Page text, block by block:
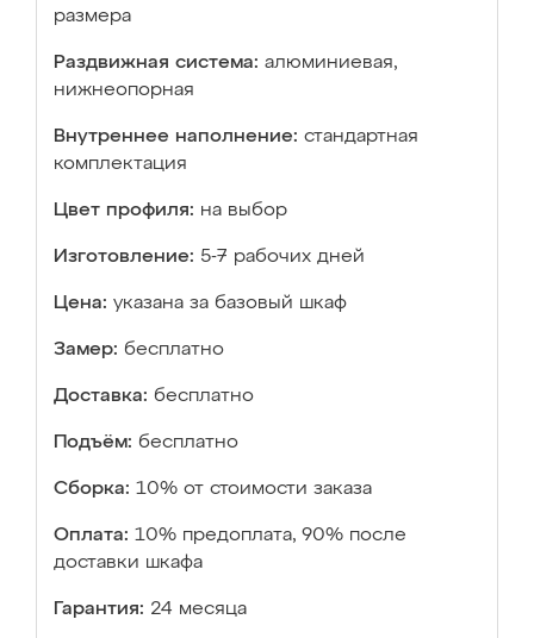
размера
Раздвижная система: алюминиевая,
нижнеопорная
Внутреннее наполнение: стандартная
комплектация
Цвет профиля: на выбор
Изготовление: 5-7 рабочих дней
Цена: указана за базовый шкаф
Замер: бесплатно
Доставка: бесплатно
Подъём: бесплатно
Сборка: 10% от стоимости заказа
Оплата: 10% предоплата, 90% после
доставки шкафа
Гарантия: 24 месяца